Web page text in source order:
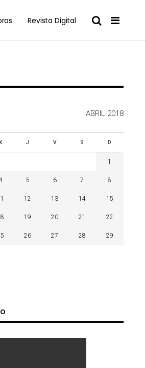
Revista Digital
ABRIL 2018
J V S D
1
5 6 7 8
12 13 14 15
19 20 21 22
26 27 28 29